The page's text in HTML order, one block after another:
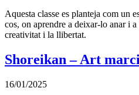
Aquesta classe es planteja com un
cos, on aprendre a deixar-lo anar i a
creativitat i la llibertat.
Shoreikan – Art
16/01/2025